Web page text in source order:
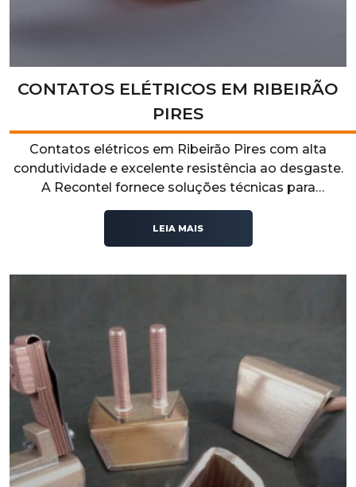
CONTATOS ELÉTRICOS EM RIBEIRÃO
PIRES
Contatos elétricos em Ribeirão Pires com alta
condutividade e excelente resistência ao desgaste.
A Recontel fornece soluções técnicas para
aplicações industriais que exigem desempenho,
durabilidade e confiabilidade operacional.
LEIA MAIS